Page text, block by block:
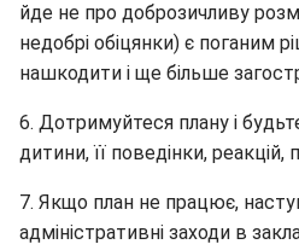
йде не про доброзичливу
недобрі обіцянки) є поганим
нашкодити і ще більше
6. Дотримуйтеся плану і
дитини, її поведінки, реакцій,
7. Якщо план не працює,
адміністративні заходи в